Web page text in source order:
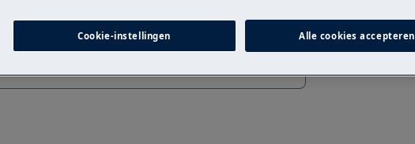
Cookie-instellingen Alle cookies accepteren